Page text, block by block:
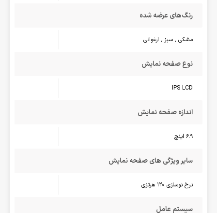
رنگ‌های عرضه شده
مشکی , سبز , ارغوانی
نوع صفحه نمایش
IPS LCD
اندازه صفحه نمایش
6.9 اینچ
سایر ویژگی های صفحه نمایش
نرخ نوسازی 120 هرتزی
سیستم عامل